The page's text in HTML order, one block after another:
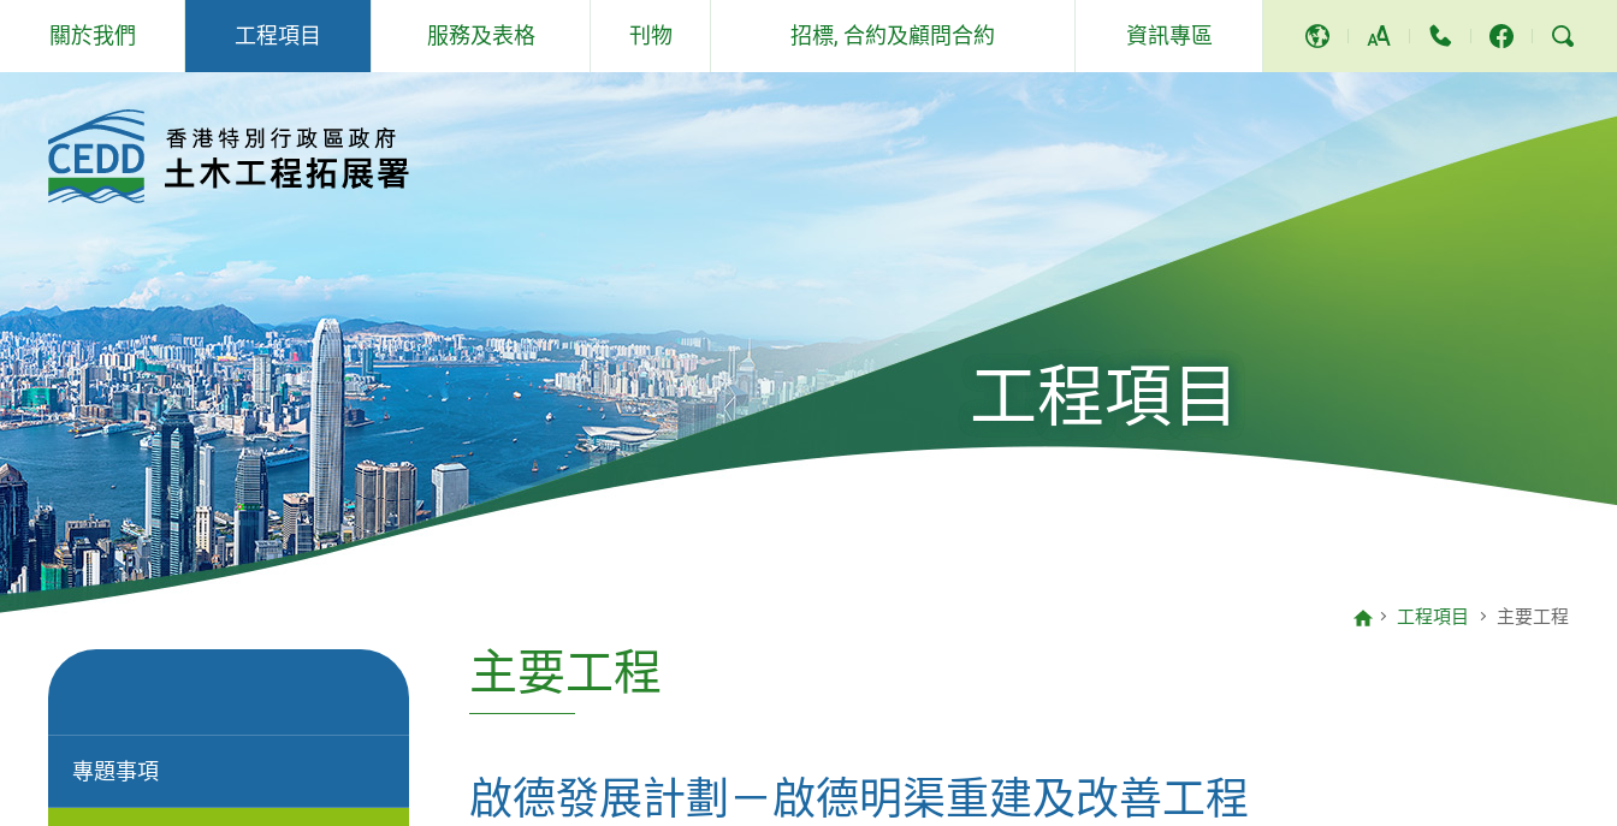
主
內
關於我們
歡迎辭
抱負、使命和信念
工程師學院
核心工作
部門政策
招聘公告
工程項目
主要工程
北部都會區發展
服務及表格
岩土工程服務
填料管理
場外預製鋼筋組件
公用表格
刊物
概要說明
土木工程拓展署 - 工作報告
土木工程拓展署技術通告
標準、規格、手冊、應用指引、投
標價格及成本指數
CEDD Playbook(只有英文版)
土力工程處刊物
招標, 合約及顧問合約
合約
顧問合約
資訊專區
獎項及讚譽
社區服務和活動
新聞稿
電視節目
A A
工程項目
工程項目 主要工程
專題事項
主要工程
啟德發展計劃－啟德明渠重建及改善工程